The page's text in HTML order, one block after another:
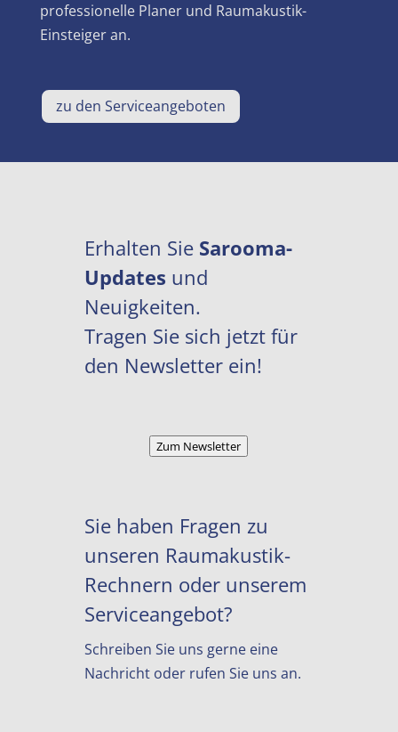
professionelle Planer und Raumakustik-
Einsteiger an.
zu den Serviceangeboten
Erhalten Sie Sarooma-
Updates und
Neuigkeiten.
Tragen Sie sich jetzt für
den Newsletter ein!
Zum Newsletter
Sie haben Fragen zu
unseren Raumakustik-
Rechnern oder unserem
Serviceangebot?
Schreiben Sie uns gerne eine
Nachricht oder rufen Sie uns an.